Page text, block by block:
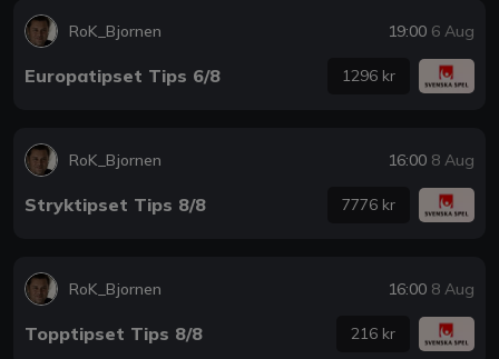
RoK_Bjornen 19:00 6 Aug
Europatipset Tips 6/8 1296 kr
RoK_Bjornen 16:00 8 Aug
Stryktipset Tips 8/8 7776 kr
RoK_Bjornen 16:00 8 Aug
Topptipset Tips 8/8 216 kr